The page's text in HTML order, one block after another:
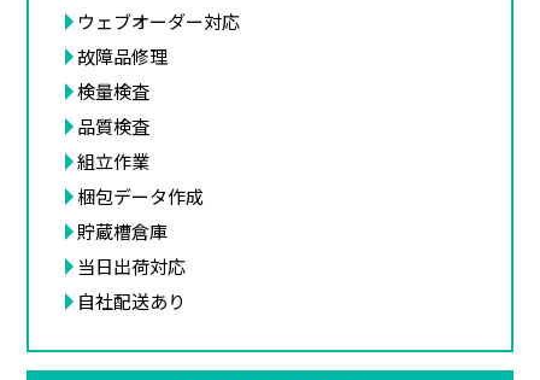
ウェブオーダー対応
故障品修理
検量検査
品質検査
組立作業
梱包データ作成
貯蔵槽倉庫
当日出荷対応
自社配送あり